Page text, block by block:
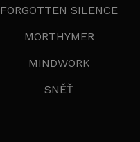
FORGOTTEN SILENCE
MORTHYMER
MINDWORK
SNĚŤ